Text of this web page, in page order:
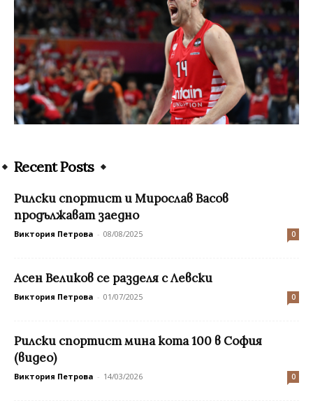
Recent Posts
Рилски спортист и Мирослав Васов
продължават заедно
Виктория Петрова - 08/08/2025 0
Асен Великов се разделя с Левски
Виктория Петрова - 01/07/2025 0
Рилски спортист мина кота 100 в София
(видео)
Виктория Петрова - 14/03/2026 0